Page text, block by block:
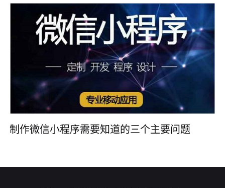
制作微信小程序需要知道的三个主要问题